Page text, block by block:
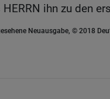
ihn zu den
Neuausgabe, © 2018